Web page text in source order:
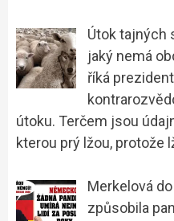
Útok tajných
jaký nemá
říká
útoku. Terčem jsou
kterou prý lžou, protože
Merkelová
způsobila